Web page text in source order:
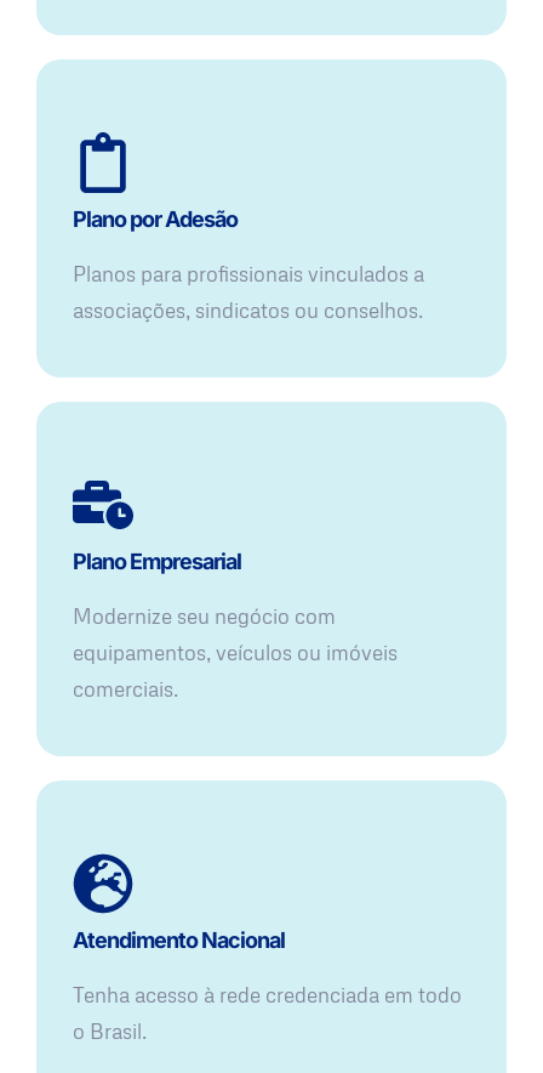
Plano por Adesão
Planos para profissionais vinculados a
associações, sindicatos ou conselhos.
Plano Empresarial
Modernize seu negócio com
equipamentos, veículos ou imóveis
comerciais.
Atendimento Nacional
Tenha acesso à rede credenciada em todo
o Brasil.